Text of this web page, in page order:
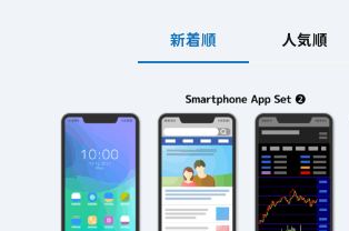
新着順 人気順